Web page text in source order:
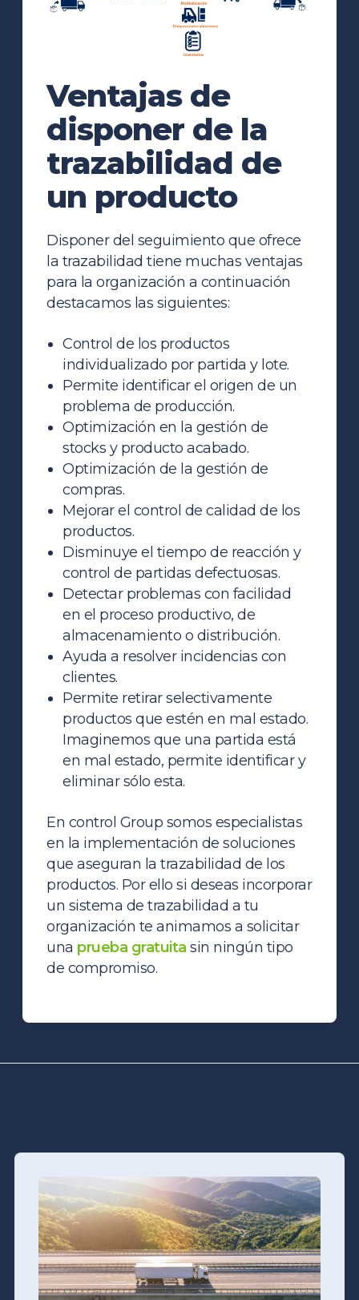
Ventajas de
disponer de la
trazabilidad de
un producto
Disponer del seguimiento que ofrece
la trazabilidad tiene muchas ventajas
para la organización a continuación
destacamos las siguientes:
Control de los productos
individualizado por partida y lote.
Permite identificar el origen de un
problema de producción.
Optimización en la gestión de
stocks y producto acabado.
Optimización de la gestión de
compras.
Mejorar el control de calidad de los
productos.
Disminuye el tiempo de reacción y
control de partidas defectuosas.
Detectar problemas con facilidad
en el proceso productivo, de
almacenamiento o distribución.
Ayuda a resolver incidencias con
clientes.
Permite retirar selectivamente
productos que estén en mal estado.
Imaginemos que una partida está
en mal estado, permite identificar y
eliminar sólo esta.
En control Group somos especialistas
en la implementación de soluciones
que aseguran la trazabilidad de los
productos. Por ello si deseas incorporar
un sistema de trazabilidad a tu
organización te animamos a solicitar
una prueba gratuita sin ningún tipo
de compromiso.